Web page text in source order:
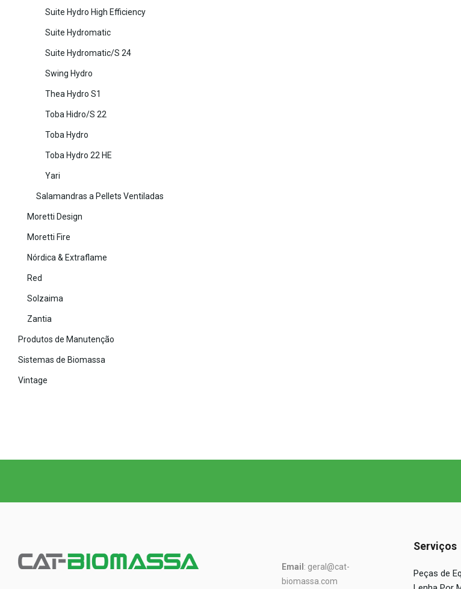
Suite Hydro High Efficiency
Suite Hydromatic
Suite Hydromatic/S 24
Swing Hydro
Thea Hydro S1
Toba Hidro/S 22
Toba Hydro
Toba Hydro 22 HE
Yari
Salamandras a Pellets Ventiladas
Moretti Design
Moretti Fire
Nórdica & Extraflame
Red
Solzaima
Zantia
Produtos de Manutenção
Sistemas de Biomassa
Vintage
Email : geral@cat-
biomassa.com
Serviços
Peças de